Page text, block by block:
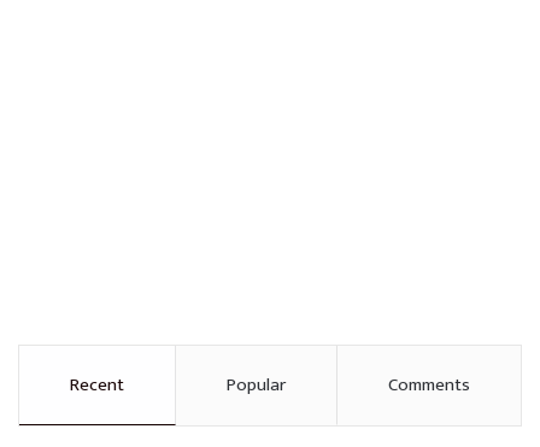
Recent Popular Comments